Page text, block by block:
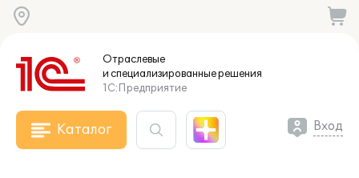
Отраслевые
и специализированныерешения
1С:Предприятие
Каталог Вход